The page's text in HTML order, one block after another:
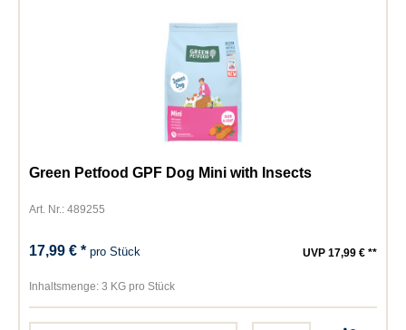
Green Petfood GPF Dog Mini with Insects
Art. Nr.: 489255
17,99 € *pro Stück UVP 17,99 € **
Inhaltsmenge: 3 KG pro Stück